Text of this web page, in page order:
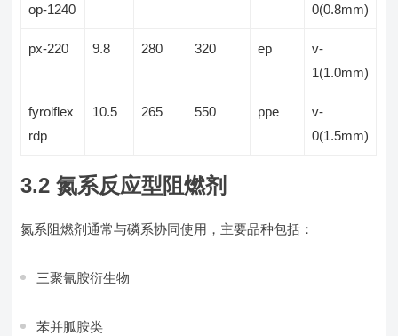
op-1240
0(0.8mm)
px-220 9.8 280 320 ep
v-
1(1.0mm)
fyrolflex
rdp
10.5 265 550 ppe
v-
0(1.5mm)
3.2 氮系反应型阻燃剂
氮系阻燃剂通常与磷系协同使用，主要品种包括：
三聚氰胺衍生物
苯并胍胺类